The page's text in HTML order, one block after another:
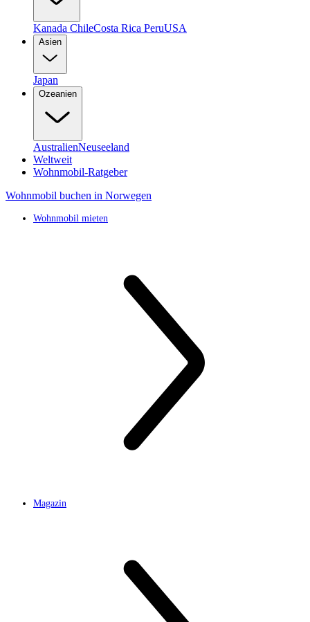
Kanada ChileCosta Rica PeruUSA
Asien
Japan
Ozeanien
AustralienNeuseeland
Weltweit
Wohnmobil-Ratgeber
Wohnmobil buchen in Norwegen
Wohnmobil mieten
Magazin